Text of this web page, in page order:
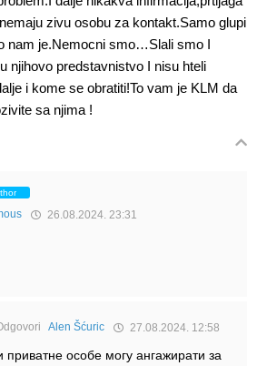
zivu osobu za kontakt.Samo glupi
nam je.Nemocni smo…Slali smo I
njihovo predstavnistvo I nisu hteli
i kome se obratiti!To vam je KLM da
sa njima !
26.08.2024. 23:31
Alen Šćuric 27.08.2024. 12:58
особе могу ангажирати за